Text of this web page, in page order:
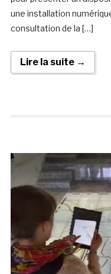
une installation
consultation de la […]
Lire la suite →